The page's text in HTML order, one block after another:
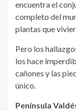
encuentra el
completo del
plantas que
Pero los
los hace
cañones y las
único.
Península